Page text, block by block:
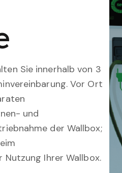
Sie innerhalb von 3
Vor Ort
und
der Wallbox;
Ihrer Wallbox.